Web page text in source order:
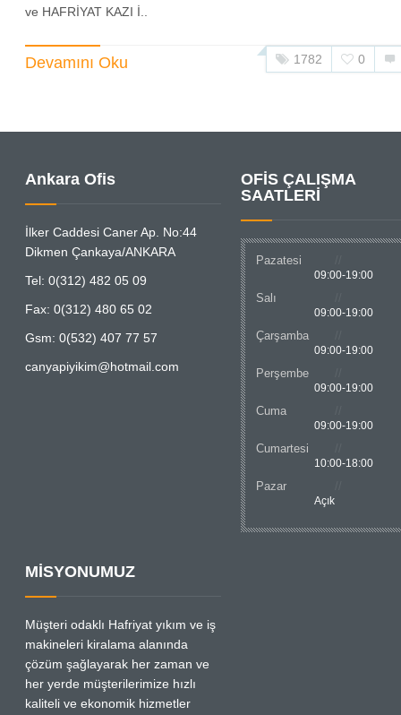
ve HAFRİYAT KAZI İ..
Devamını Oku 1782 0
Ankara Ofis
İlker Caddesi Caner Ap. No:44
Dikmen Çankaya/ANKARA
Tel: 0(312) 482 05 09
Fax: 0(312) 480 65 02
Gsm: 0(532) 407 77 57
canyapiyikim@hotmail.com
OFİS ÇALIŞMA
SAATLERİ
Pazatesi
09:00-19:00
Salı
09:00-19:00
Çarşamba
09:00-19:00
Perşembe
09:00-19:00
Cuma
09:00-19:00
Cumartesi
10:00-18:00
Pazar
Açık
MİSYONUMUZ
Müşteri odaklı Hafriyat yıkım ve iş
makineleri kiralama alanında
çözüm şağlayarak her zaman ve
her yerde müşterilerimize hızlı
kaliteli ve ekonomik hizmetler